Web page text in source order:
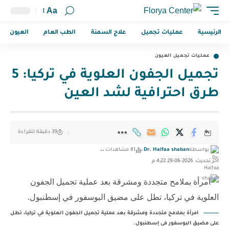
Aa
الرئيسية عمليات تجميل علاج السمنة الطب العام العيون
عمليات تجميل العيون
تجميل الجفون العلوية في تركيا: 5
طرق احترافية لشد العين
آخر تحديث: 2026-06-29 4:22 م
بواسطةDr. Haifaa shaban 81 مشاهدات
39 دقيقة للقراءة
امرأة بملامح متجددة ومشرقة بعد عملية تجميل الجفون العلوية في تركيا، تطل
على مضيق البوسفور في إسطنبول.